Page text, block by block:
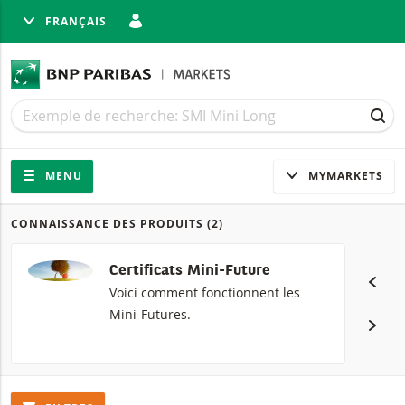
FRANÇAIS
Recherche
Recherche
Navigation
Navigation sur le site
MENU MYMARKETS
Produits
CONNAISSANCE DES PRODUITS (2)
Certificats Mini-Future
Voici comment fonctionnent les
Mini-Futures.